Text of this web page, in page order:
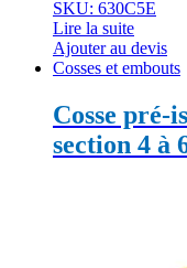
SKU: 630C5E
Lire la suite
Ajouter au devis
Cosses et embouts
Cosse pré-
section 4 à